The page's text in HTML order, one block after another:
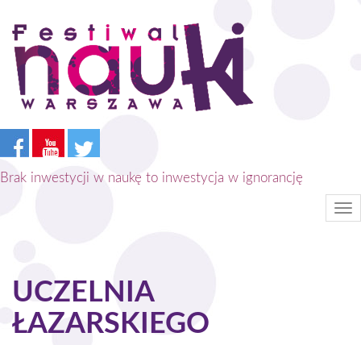
Przejdź
treści
Brak inwestycji w naukę to inwestycja w ignorancję
UCZELNIA
ŁAZARSKIEGO